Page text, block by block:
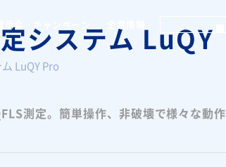
示会・キャンペーン
LuQY Pro
システム LuQY
測定。簡単操作、非破壊で様々な動作